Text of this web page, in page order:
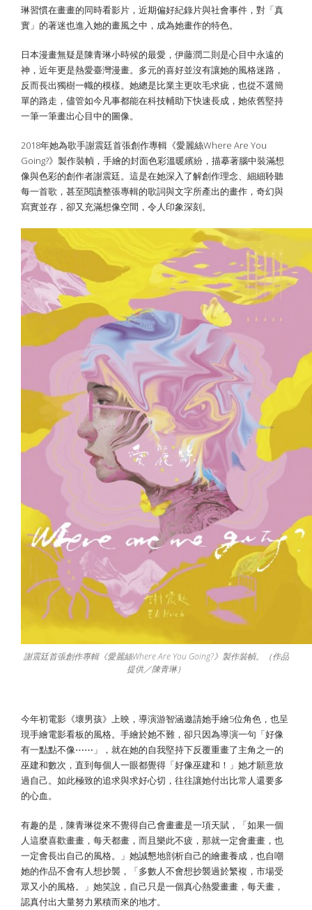
琳習慣在畫畫的同時看影片，近期偏好紀錄片與社會事件，對「真
實」的著迷也進入她的畫風之中，成為她畫作的特色。
日本漫畫無疑是陳青琳小時候的最愛，伊藤潤二則是心目中永遠的
神，近年更是熱愛臺灣漫畫。多元的喜好並沒有讓她的風格迷路，
反而長出獨樹一幟的模樣。她總是比業主更吹毛求疵，也從不選簡
單的路走，儘管如今凡事都能在科技輔助下快速長成，她依舊堅持
一筆一筆畫出心目中的圖像。
2018年她為歌手謝震廷首張創作專輯《愛麗絲Where Are You
Going?》製作裝幀，手繪的封面色彩溫暖繽紛，描摹著腦中裝滿想
像與色彩的創作者謝震廷。這是在她深入了解創作理念、細細聆聽
每一首歌，甚至閱讀整張專輯的歌詞與文字所產出的畫作，奇幻與
寫實並存，卻又充滿想像空間，令人印象深刻。
謝震廷首張創作專輯《愛麗絲Where Are You Going?》製作裝幀。（作品
提供／陳青琳）
今年初電影《壞男孩》上映，導演游智涵邀請她手繪5位角色，也呈
現手繪電影看板的風格。手繪於她不難，卻只因為導演一句「好像
有一點點不像⋯⋯」，就在她的自我堅持下反覆重畫了主角之一的
巫建和數次，直到每個人一眼都覺得「好像巫建和！」她才願意放
過自己。如此極致的追求與求好心切，往往讓她付出比常人還要多
的心血。
有趣的是，陳青琳從來不覺得自己會畫畫是一項天賦，「如果一個
人這麼喜歡畫畫，每天都畫，而且樂此不疲，那就一定會畫畫，也
一定會長出自己的風格。」她誠懇地剖析自己的繪畫養成，也自嘲
她的作品不會有人想抄襲，「多數人不會想抄襲過於繁複，市場受
眾又小的風格。」她笑說，自己只是一個真心熱愛畫畫，每天畫，
認真付出大量努力累積而來的地才。